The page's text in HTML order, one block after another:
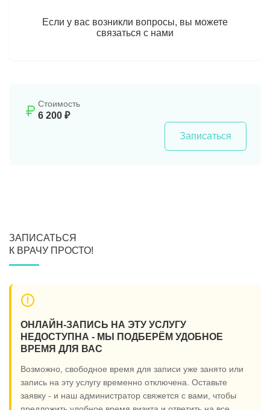
Если у вас возникли вопросы, вы можете
связаться с нами
Стоимость
6 200 ₽
Записаться
ЗАПИСАТЬСЯ
К ВРАЧУ ПРОСТО!
ОНЛАЙН-ЗАПИСЬ НА ЭТУ УСЛУГУ
НЕДОСТУПНА - МЫ ПОДБЕРЁМ УДОБНОЕ
ВРЕМЯ ДЛЯ ВАС
Возможно, свободное время для записи уже занято или
запись на эту услугу временно отключена. Оставьте
заявку - и наш администратор свяжется с вами, чтобы